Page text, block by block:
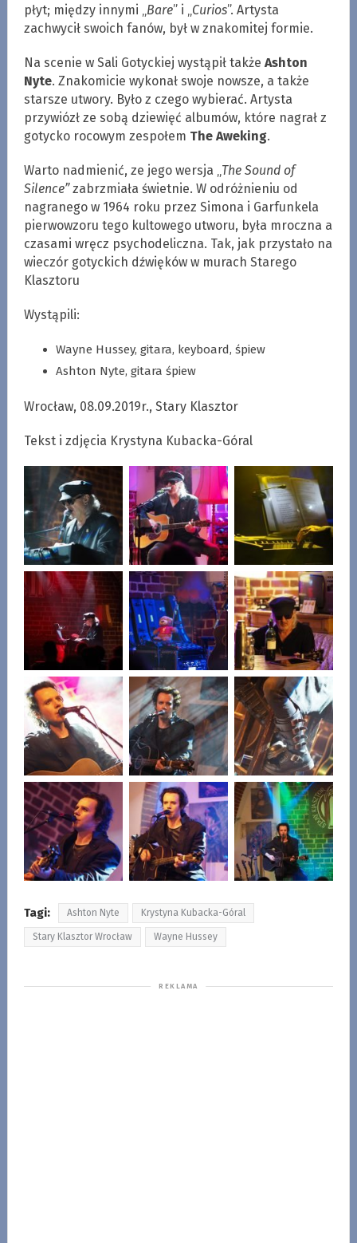
płyt; między innymi „Bare” i „Curios”. Artysta
zachwycił swoich fanów, był w znakomitej formie.
Na scenie w Sali Gotyckiej wystąpił także Ashton
Nyte. Znakomicie wykonał swoje nowsze, a także
starsze utwory. Było z czego wybierać. Artysta
przywiózł ze sobą dziewięć albumów, które nagrał z
gotycko rocowym zespołem The Aweking.
Warto nadmienić, ze jego wersja „The Sound of
Silence”zabrzmiała świetnie. W odróżnieniu od
nagranego w 1964 roku przez Simona i Garfunkela
pierwowzoru tego kultowego utworu, była mroczna a
czasami wręcz psychodeliczna. Tak, jak przystało na
wieczór gotyckich dźwięków w murach Starego
Klasztoru
Wystąpili:
Wayne Hussey, gitara, keyboard, śpiew
Ashton Nyte, gitara śpiew
Wrocław, 08.09.2019r., Stary Klasztor
Tekst i zdjęcia Krystyna Kubacka-Góral
Tagi: Ashton Nyte Krystyna Kubacka-Góral
Stary Klasztor Wrocław Wayne Hussey